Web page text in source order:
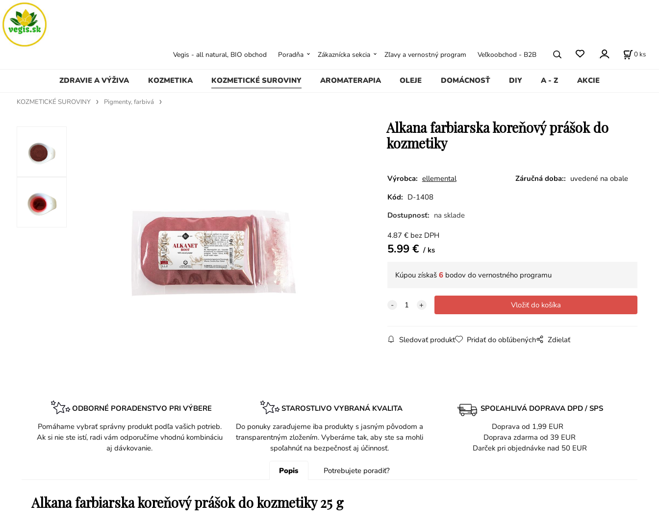
ZDRAVIE A VÝŽIVA KOZMETIKA KOZMETICKÉ SUROVINY AROMATERAPIA OLEJE DOMÁCNOSŤ DIY A - Z AKCIE
Vegis - all natural, BIO obchod Poradňa Zákaznícka sekcia Zľavy a vernostný program Veľkoobchod - B2B 0 ks
KOZMETICKÉ SUROVINY Pigmenty, farbivá
Alkana farbiarska koreňový prášok do
kozmetiky
Výrobca: ellemental Záručná doba:: uvedené na obale
Kód: D-1408
Dostupnosť: na sklade
4.87 € bez DPH
5.99€ ks
Kúpou získaš 6bodov do vernostného programu
Sledovať produkt Pridať do obľúbených Zdielať
ODBORNÉ PORADENSTVO PRI VÝBERE
Pomáhame vybrať správny produkt podľa vašich potrieb.
Ak si nie ste istí, radi vám odporučíme vhodnú kombináciu
aj dávkovanie.
STAROSTLIVO VYBRANÁ KVALITA
Do ponuky zaraďujeme iba produkty s jasným pôvodom a
transparentným zložením. Vyberáme tak, aby ste sa mohli
spoľahnúť na bezpečnosť aj účinnosť.
SPOĽAHLIVÁ DOPRAVA DPD / SPS
Doprava od 1,99 EUR
Doprava zdarma od 39 EUR
Darček pri objednávke nad 50 EUR
Popis Potrebujete poradiť?
Alkana farbiarska koreňový prášok do kozmetiky 25 g